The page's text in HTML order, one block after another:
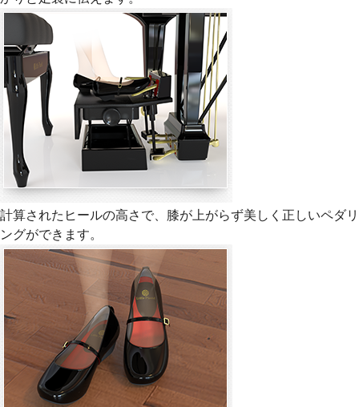
計算されたヒールの高さで、膝が上がらず美しく正しいペダリ
ングができます。